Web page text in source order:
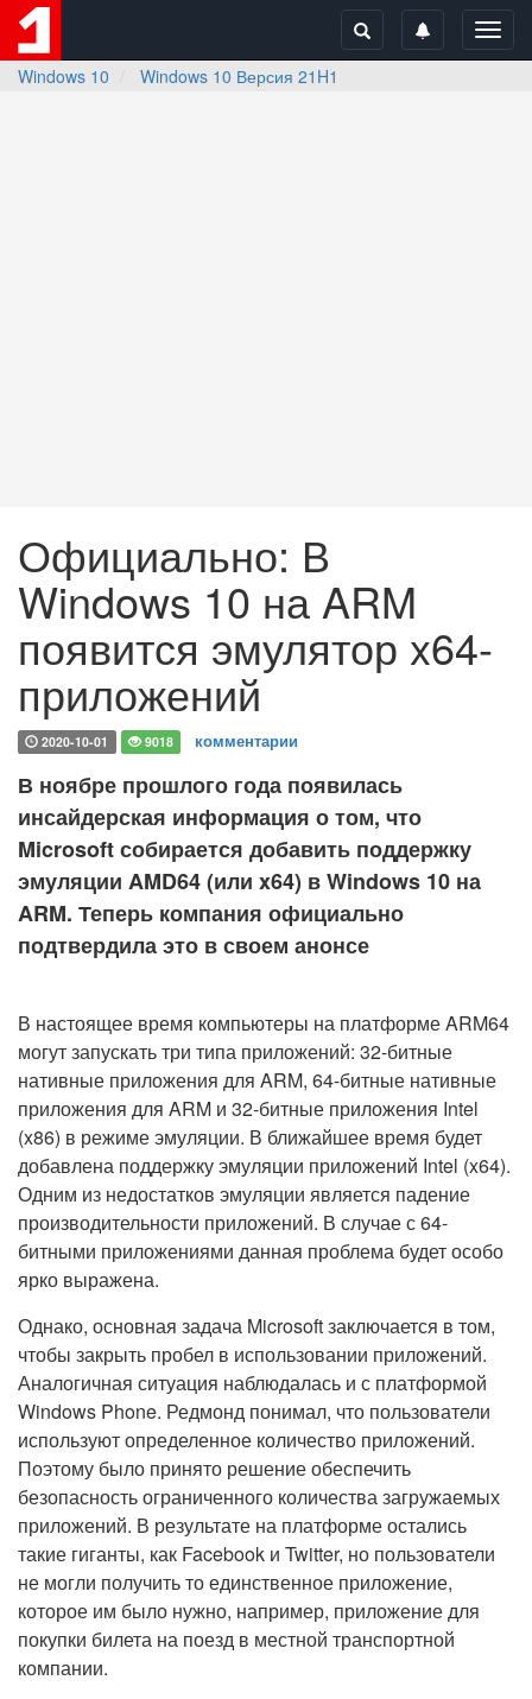
Windows 10
Windows 10 Версия 21H1
Официально: В
Windows 10 на ARM
появится эмулятор x64-
приложений
2020-10-01 9018 комментарии
В ноябре прошлого года появилась
инсайдерская информация о том, что
Microsoft собирается добавить поддержку
эмуляции AMD64 (или x64) в Windows 10 на
ARM. Теперь компания официально
подтвердила это в своем анонсе
В настоящее время компьютеры на платформе ARM64
могут запускать три типа приложений: 32-битные
нативные приложения для ARM, 64-битные нативные
приложения для ARM и 32-битные приложения Intel
(x86) в режиме эмуляции. В ближайшее время будет
добавлена поддержку эмуляции приложений Intel (x64).
Одним из недостатков эмуляции является падение
производительности приложений. В случае с 64-
битными приложениями данная проблема будет особо
ярко выражена.
Однако, основная задача Microsoft заключается в том,
чтобы закрыть пробел в использовании приложений.
Аналогичная ситуация наблюдалась и с платформой
Windows Phone. Редмонд понимал, что пользователи
используют определенное количество приложений.
Поэтому было принято решение обеспечить
безопасность ограниченного количества загружаемых
приложений. В результате на платформе остались
такие гиганты, как Facebook и Twitter, но пользователи
не могли получить то единственное приложение,
которое им было нужно, например, приложение для
покупки билета на поезд в местной транспортной
компании.